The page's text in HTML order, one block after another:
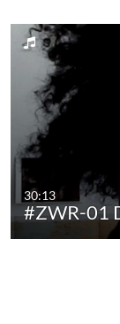
30:13
#ZWR-01